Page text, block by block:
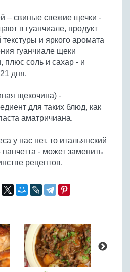
– свиные свежие щечки -
в гуанчиале, продукт
и яркого аромата
гуанчиале щеки
плюс соль и сахар - и
дня.
щекочина) -
для таких блюд, как
аматричиана.
у нас нет, то итальянский
- может заменить
рецептов.